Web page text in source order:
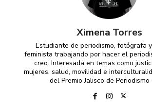
Ximena Torres
Estudiante de periodismo, fotógrafa
feminista trabajando por hacer el
creo. Interesada en temas como
mujeres, salud, movilidad e
del Premio Jalisco de Periodismo